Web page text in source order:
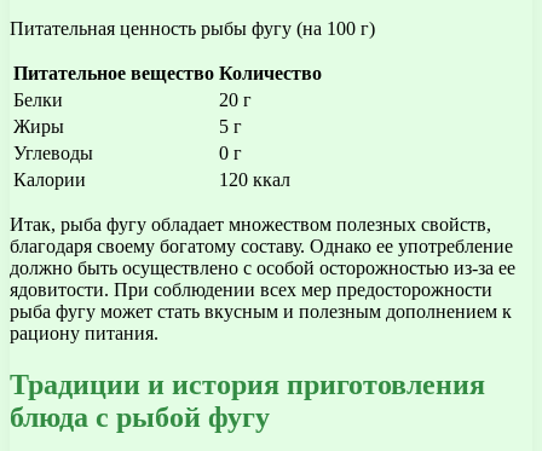
Питательная ценность рыбы фугу (на 100 г)
Питательное вещество Количество
Белки
20 г
Жиры
5 г
Углеводы
0 г
Калории
120 ккал
Итак, рыба фугу обладает множеством полезных свойств,
благодаря своему богатому составу. Однако ее употребление
должно быть осуществлено с особой осторожностью из-за ее
ядовитости. При соблюдении всех мер предосторожности
рыба фугу может стать вкусным и полезным дополнением к
рациону питания.
Традиции и история приготовления
блюда с рыбой фугу